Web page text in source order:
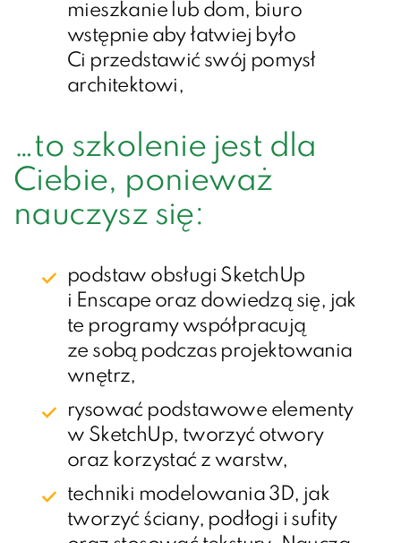
mieszkanie lub dom, biuro
wstępnie aby łatwiej było
Ci przedstawić swój pomysł
architektowi,
…to szkolenie jest dla
Ciebie, ponieważ
nauczysz się:
podstaw obsługi SketchUp
i Enscape oraz dowiedzą się, jak
te programy współpracują
ze sobą podczas projektowania
wnętrz,
rysować podstawowe elementy
w SketchUp, tworzyć otwory
oraz korzystać z warstw,
techniki modelowania 3D, jak
tworzyć ściany, podłogi i sufity